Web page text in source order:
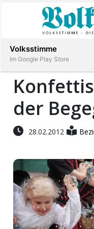
Immobilien
Veranstaltungen
Stellen
E-
Paper
App
der
28.02.2012
Volksstimme
Im Google Play Store